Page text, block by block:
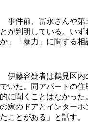
事件前、冨永さんや第
とが判明している。い
か」「暴力」に関する相
伊藤容疑者は鶴見区内
でいた。同アパートの
的に聞くことはなかっ
の家のドアとインター
たことがある」と話す。